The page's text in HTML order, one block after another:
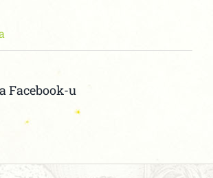
Facebook-u